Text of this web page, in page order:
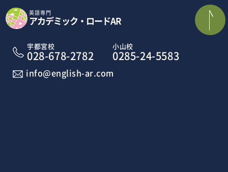
英語専門
アカデミック・ロードAR
宇都宮校
028-678-2782
小山校
0285-24-5583
info@english-ar.com